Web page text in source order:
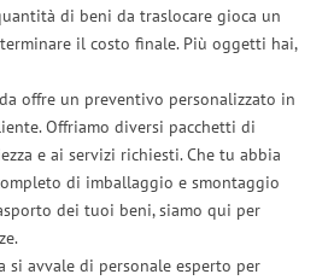
di beni da traslocare gioca un
il costo finale. Più oggetti hai,
offre un preventivo personalizzato in
Offriamo diversi pacchetti di
e ai servizi richiesti. Che tu abbia
di imballaggio e smontaggio
dei tuoi beni, siamo qui per
si avvale di personale esperto per